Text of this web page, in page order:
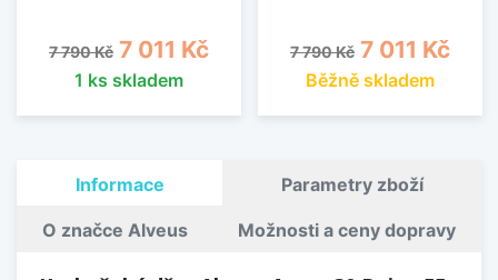
Běžná cena
7 790 Kč Cena
7 011 Kč
1 ks skladem
Běžná cena
7 790 Kč Cena
7 011 Kč
Běžně skladem
Informace Parametry zboží
O značce Alveus Možnosti a ceny dopravy